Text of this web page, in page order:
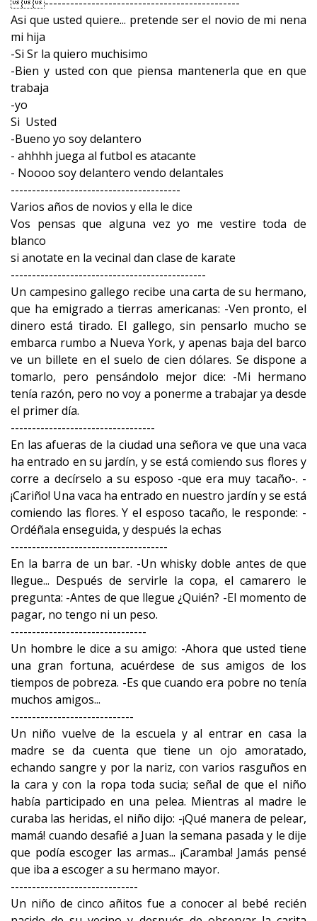
Asi que usted quiere... pretende ser el novio de mi nena
mi hija
-Si Sr la quiero muchisimo
-Bien y usted con que piensa mantenerla que en que
trabaja
-yo
Si Usted
-Bueno yo soy delantero
- ahhhh juega al futbol es atacante
- Noooo soy delantero vendo delantales
----------------------------------------
Varios años de novios y ella le dice
Vos pensas que alguna vez yo me vestire toda de
blanco
si anotate en la vecinal dan clase de karate
----------------------------------------------
Un campesino gallego recibe una carta de su hermano,
que ha emigrado a tierras americanas: -Ven pronto, el
dinero está tirado. El gallego, sin pensarlo mucho se
embarca rumbo a Nueva York, y apenas baja del barco
ve un billete en el suelo de cien dólares. Se dispone a
tomarlo, pero pensándolo mejor dice: -Mi hermano
tenía razón, pero no voy a ponerme a trabajar ya desde
el primer día.
----------------------------------
En las afueras de la ciudad una señora ve que una vaca
ha entrado en su jardín, y se está comiendo sus flores y
corre a decírselo a su esposo -que era muy tacaño-. -
¡Cariño! Una vaca ha entrado en nuestro jardín y se está
comiendo las flores. Y el esposo tacaño, le responde: -
Ordéñala enseguida, y después la echas
-------------------------------------
En la barra de un bar. -Un whisky doble antes de que
llegue... Después de servirle la copa, el camarero le
pregunta: -Antes de que llegue ¿Quién? -El momento de
pagar, no tengo ni un peso.
--------------------------------
Un hombre le dice a su amigo: -Ahora que usted tiene
una gran fortuna, acuérdese de sus amigos de los
tiempos de pobreza. -Es que cuando era pobre no tenía
muchos amigos...
-----------------------------
Un niño vuelve de la escuela y al entrar en casa la
madre se da cuenta que tiene un ojo amoratado,
echando sangre y por la nariz, con varios rasguños en
la cara y con la ropa toda sucia; señal de que el niño
había participado en una pelea. Mientras al madre le
curaba las heridas, el niño dijo: -¡Qué manera de pelear,
mamá! cuando desafié a Juan la semana pasada y le dije
que podía escoger las armas... ¡Caramba! Jamás pensé
que iba a escoger a su hermano mayor.
------------------------------
Un niño de cinco añitos fue a conocer al bebé recién